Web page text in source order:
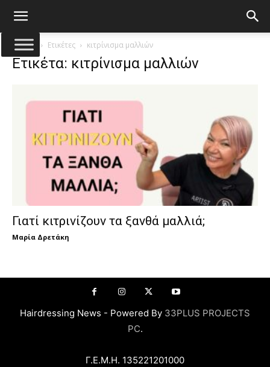
Αρχική Ετικέτες κιτρίνισμα μαλλιών
Ετικέτα: κιτρίνισμα μαλλιών
Γιατί κιτρινίζουν τα ξανθά μαλλιά;
Μαρία Δρετάκη
Hairdressing News - Powered By 33PLUS PROJECTS
PC.
Γ.Ε.Μ.Η. 135221201000